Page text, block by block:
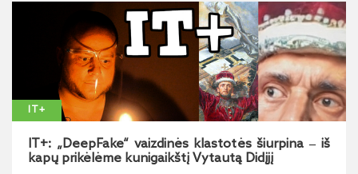
IT+
IT+: „DeepFake“ vaizdinės klastotės šiurpina ‒ iš
kapų prikėlėme kunigaikštį Vytautą Didįjį